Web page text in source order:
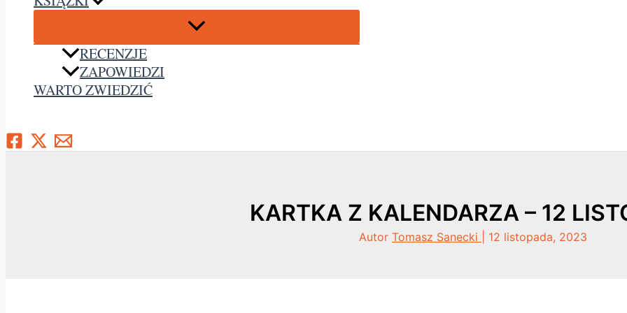
RECENZJE
ZAPOWIEDZI
WARTO ZWIEDZIĆ
KARTKA Z KALENDARZA – 12
Autor Tomasz Sanecki 12 listopada, 2023